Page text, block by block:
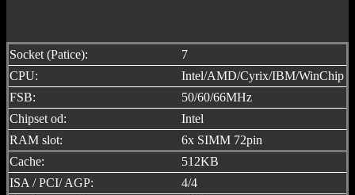
Socket (Patice):
7
CPU:
Intel/AMD/Cyrix/IBM/WinChip
FSB:
50/60/66MHz
Chipset od:
Intel
RAM slot:
6x SIMM 72pin
Cache:
512KB
ISA / PCI/ AGP:
4/4